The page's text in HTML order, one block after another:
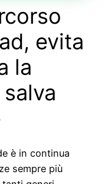
evita
la
è in continua
sempre più